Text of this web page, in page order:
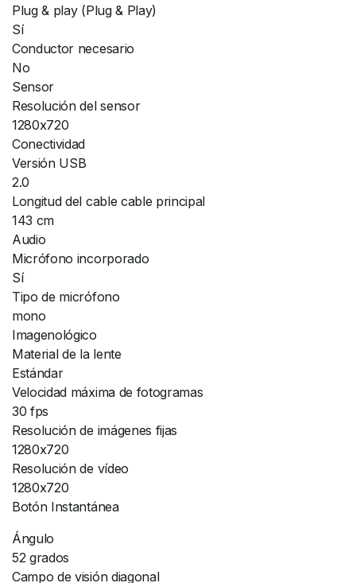
Plug & play (Plug & Play)
Sí
Conductor necesario
No
Sensor
Resolución del sensor
1280x720
Conectividad
Versión USB
2.0
Longitud del cable cable principal
143 cm
Audio
Micrófono incorporado
Sí
Tipo de micrófono
mono
Imagenológico
Material de la lente
Estándar
Velocidad máxima de fotogramas
30 fps
Resolución de imágenes fijas
1280x720
Resolución de vídeo
1280x720
Botón Instantánea
Ángulo
52 grados
Campo de visión diagonal